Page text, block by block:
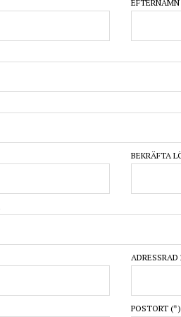
EFTERNAMN
BEKRÄFTA
ADRESSRAD
POSTORT (*)